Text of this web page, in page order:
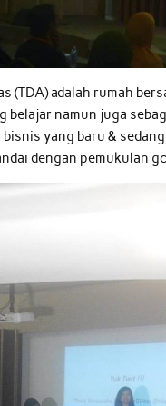
(TDA) adalah rumah
belajar namun juga
yang baru &
dengan pemukulan